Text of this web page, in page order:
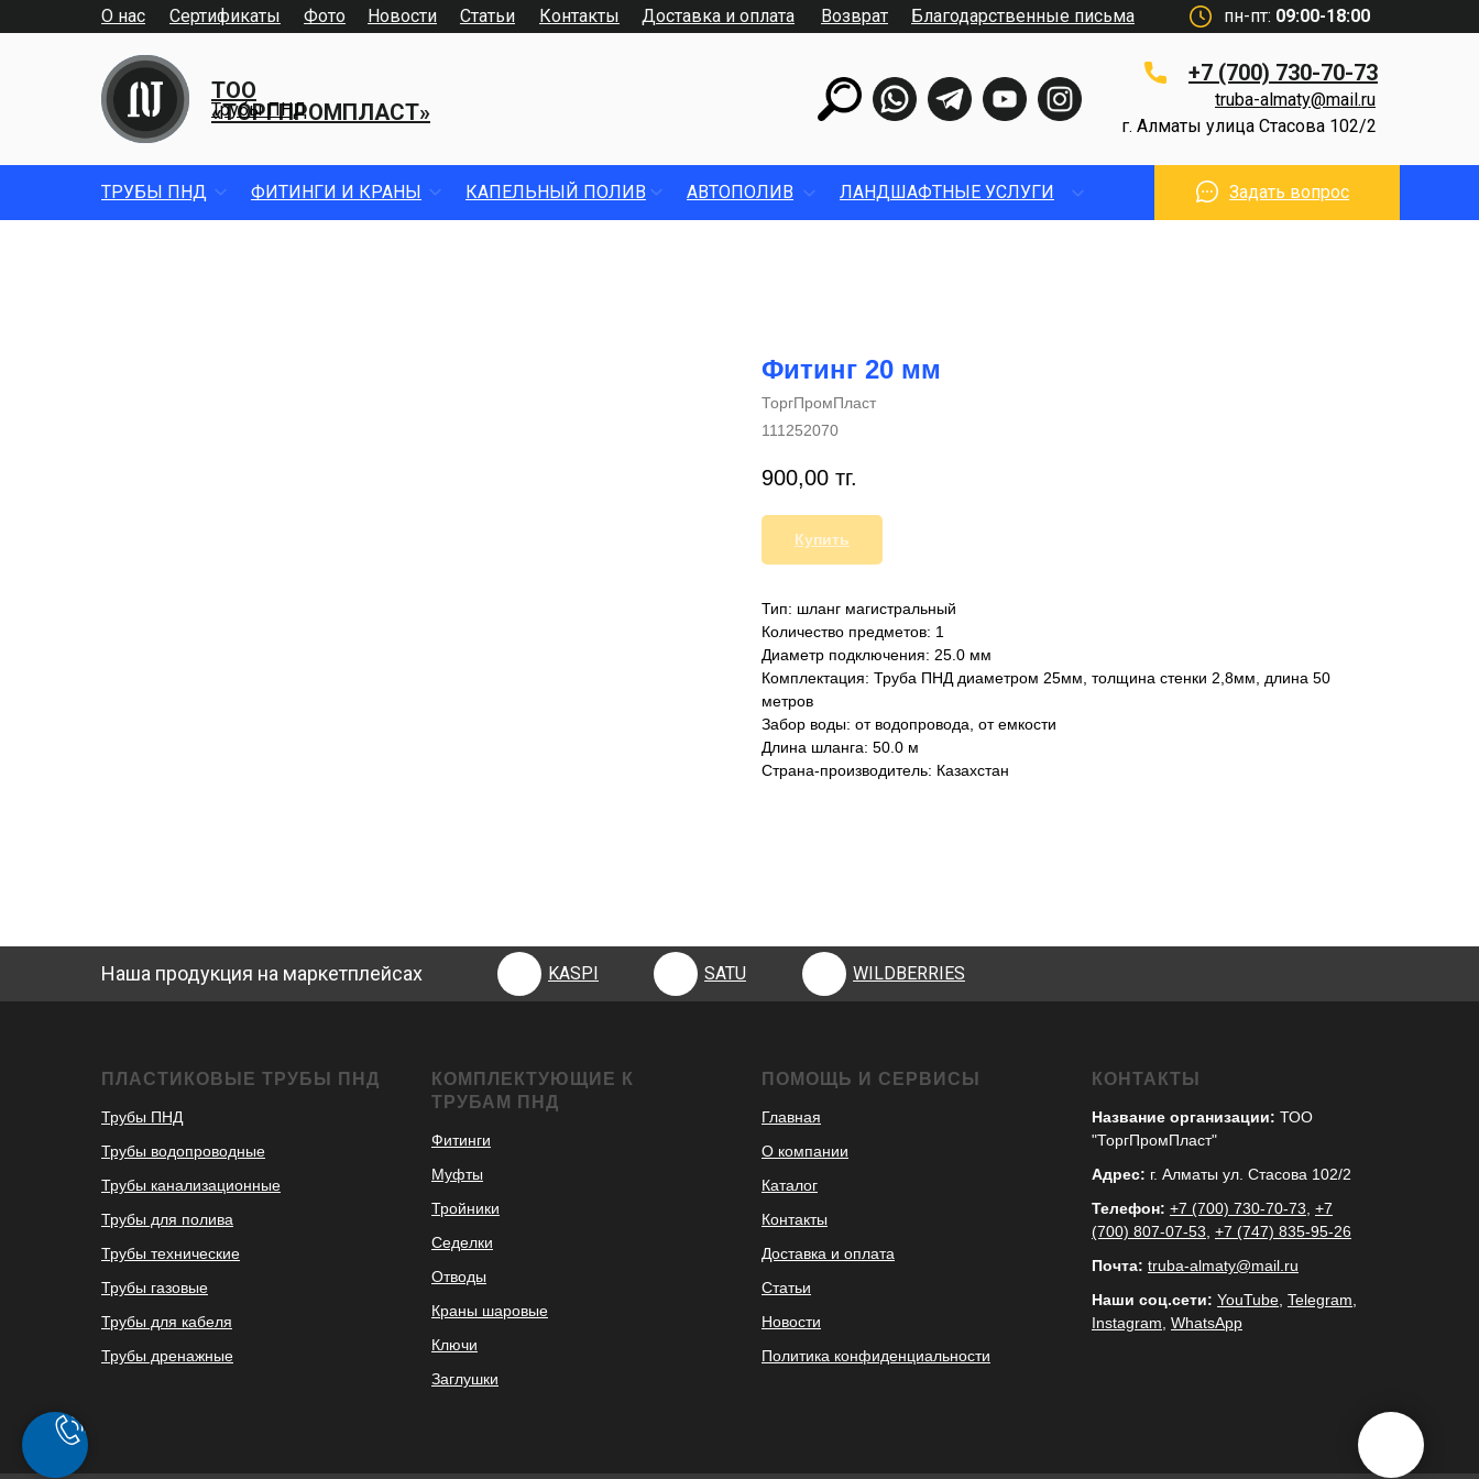
О нас Доставка и оплата
Контакты
Фото
Сертификаты Новости Статьи пн-пт: 09:00-18:00
ТОО
«ТОРГПРОМПЛАСТ»
Трубы ПНД
+7 (700) 730-70-73
г. Алматы улица Стасова 102/2
truba-almaty@mail.ru
Возврат Благодарственные письма
ТРУБЫ ПНД ФИТИНГИ И КРАНЫ КАПЕЛЬНЫЙ ПОЛИВ АВТОПОЛИВ ЛАНДШАФТНЫЕ УСЛУГИ Задать вопрос
Фитинг 20 мм
ТоргПромПласт
111252070
900,00 тг.
Купить
Тип: шланг магистральный
Количество предметов: 1
Диаметр подключения: 25.0 мм
Комплектация: Труба ПНД диаметром 25мм, толщина стенки 2,8мм, длина 50
метров
Забор воды: от водопровода, от емкости
Длина шланга: 50.0 м
Страна-производитель: Казахстан
Наша продукция на маркетплейсах KASPI SATU WILDBERRIES
ПЛАСТИКОВЫЕ ТРУБЫ ПНД
Трубы ПНД
Трубы водопроводные
Трубы канализационные
Трубы для полива
Трубы технические
Трубы газовые
Трубы для кабеля
Трубы дренажные
КОМПЛЕКТУЮЩИЕ К
ТРУБАМ ПНД
Фитинги
Муфты
Тройники
Седелки
Отводы
Краны шаровые
Ключи
Заглушки
ПОМОЩЬ И СЕРВИСЫ
Главная
О компании
Каталог
Контакты
Доставка и оплата
Статьи
Новости
Политика конфиденциальности
КОНТАКТЫ
Название организации: ТОО
"ТоргПромПласт"
Адрес: г. Алматы ул. Стасова 102/2
Телефон: +7 (700) 730-70-73 +7
(700) 807-07-53 +7 (747) 835-95-26
Почта: truba-almaty@mail.ru
Наши соц.сети: YouTube Telegram
Instagram WhatsApp